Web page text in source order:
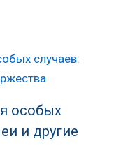
особых
и другие